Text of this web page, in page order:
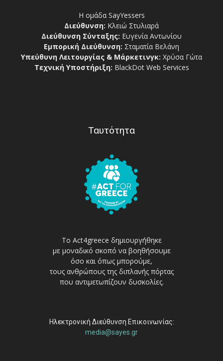
Η ομάδα SayYessers
Διεύθυνση: Κλειώ Στυλιαρά
Διεύθυνση Σύνταξης: Ευγενία Αντωνίου
Εμπορική Διεύθυνση: Σταματία Βελάνη
Υπεύθυνη Λειτουργίας & Μάρκετινγκ: Χρύσα Γώτα
Τεχνική Υποστήριξη: BlackDot Web Services
Ταυτότητα
Το Act4greece δημιουργήθηκε
με μοναδικό σκοπό να βοηθήσουμε
όσο και όπως μπορούμε,
τους ανθρώπους της διπλανής πόρτας
που αντιμετωπίζουν δυσκολίες.
Ηλεκτρονική Διεύθυνση Επικοινωνίας:
media@sayes.gr